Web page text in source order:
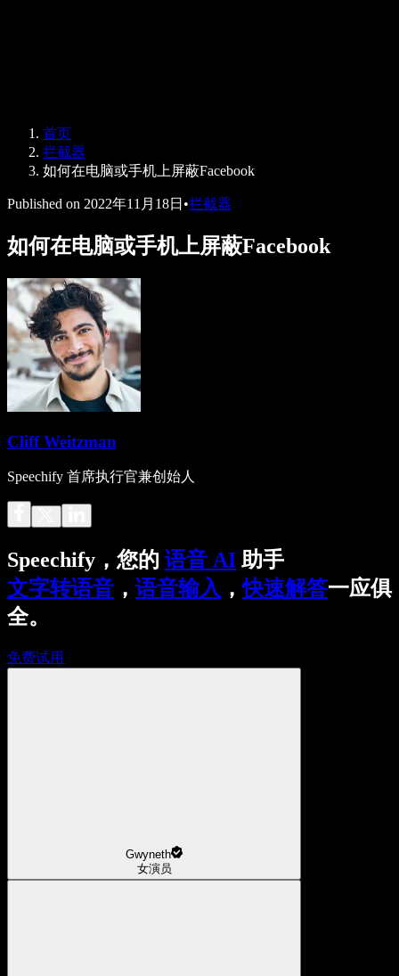
SIMBA 语音助手
Speechify 开发者服务
首页
拦截器
如何在电脑或手机上屏蔽Facebook
Published on 2022年11月18日 •拦截器
如何在电脑或手机上屏蔽Facebook
Cliff Weitzman
Speechify 首席执行官兼创始人
Speechify，您的 语音 AI 助手
文字转语音 ， 语音输入 ，快速解答一应俱
全。
免费试用
Gwyneth
女演员